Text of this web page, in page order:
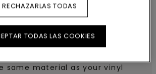
DEL
same material as your vinyl
RECHAZARLAS TODAS
TODAS LAS COOKIES